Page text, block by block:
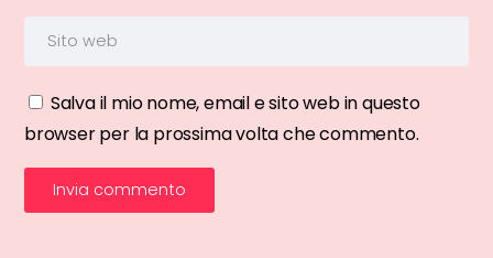
Salva il mio nome, email e sito web in questo
browser per la prossima volta che commento.